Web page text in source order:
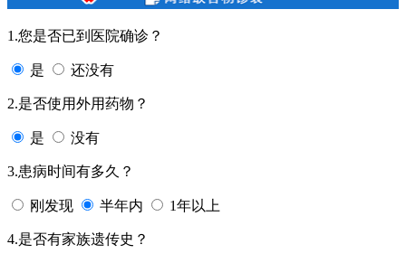
1.您是否已到医院确诊？
是 还没有
2.是否使用外用药物？
是 没有
3.患病时间有多久？
刚发现 半年内 1年以上
4.是否有家族遗传史？